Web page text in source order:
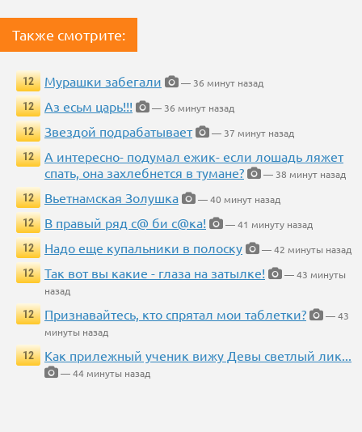
Также смотрите:
12 Мурашки забегали
— 36 минут назад
12
Аз есьм царь!!!
— 36 минут назад
12
Звездой подрабатывает
— 37 минут назад
12
А интересно- подумал ежик- если лошадь ляжет
спать, она захлебнется в тумане?
— 38 минут назад
12
Вьетнамская Золушка
— 40 минут назад
12
В правый ряд с@ би с@ка!
— 41 минуту назад
12
Надо еще купальники в полоску
— 42 минуты назад
12
Так вот вы какие - глаза на затылке!
— 43 минуты
назад
12
Признавайтесь, кто спрятал мои таблетки?
— 43
минуты назад
12
Как прилежный ученик вижу Девы светлый лик...
— 44 минуты назад